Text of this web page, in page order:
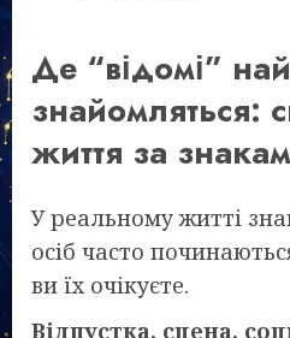
Де “відомі”
знайомляться:
життя за
У реальному житті
осіб часто
ви їх очікуєте.
Відпустка, сцена,